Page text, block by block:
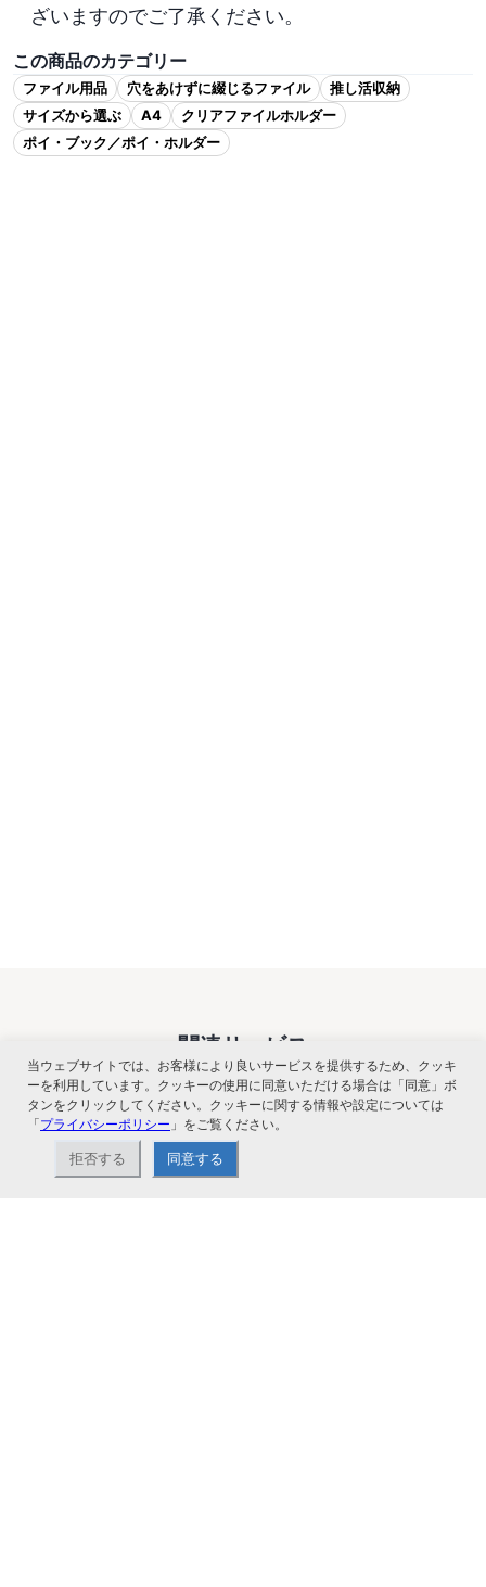
ざいますのでご了承ください。
この商品のカテゴリー
ファイル用品 穴をあけずに綴じるファイル
推し活収納
サイズから選ぶ
A4
クリアファイルホルダー
ポイ・ブック／ポイ・ホルダー
関連サービス
当ウェブサイトでは、お客様により良いサービスを提供するため、クッキ
ーを利用しています。クッキーの使用に同意いただける場合は「同意」ボ
タンをクリックしてください。クッキーに関する情報や設定については
「プライバシーポリシー 」をご覧ください。
拒否する 同意する